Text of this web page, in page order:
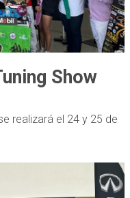
Show
realizará el 24 y 25 de